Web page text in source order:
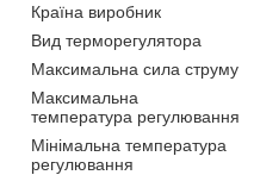
Країна виробник
Вид терморегулятора
Максимальна сила струму
Максимальна
температура регулювання
Мінімальна температура
регулювання